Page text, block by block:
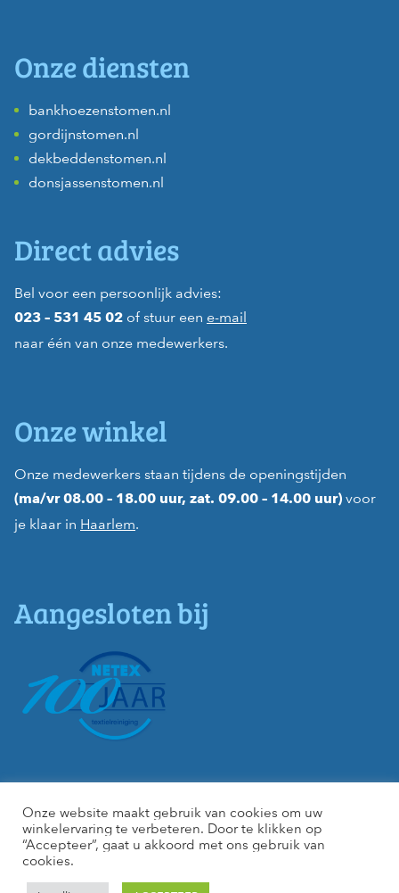
Onze diensten
bankhoezenstomen.nl
gordijnstomen.nl
dekbeddenstomen.nl
donsjassenstomen.nl
Direct advies
Bel voor een persoonlijk advies:
023 – 531 45 02 of stuur een e-mail
naar één van onze medewerkers.
Onze winkel
Onze medewerkers staan tijdens de openingstijden
(ma/vr 08.00 – 18.00 uur, zat. 09.00 – 14.00 uur) voor
je klaar in Haarlem.
Aangesloten bij
Copyright © Online-Stomerij
Onze website maakt gebruik van cookies om uw
winkelervaring te verbeteren. Door te klikken op
“Accepteer”, gaat u akkoord met ons gebruik van
cookies.